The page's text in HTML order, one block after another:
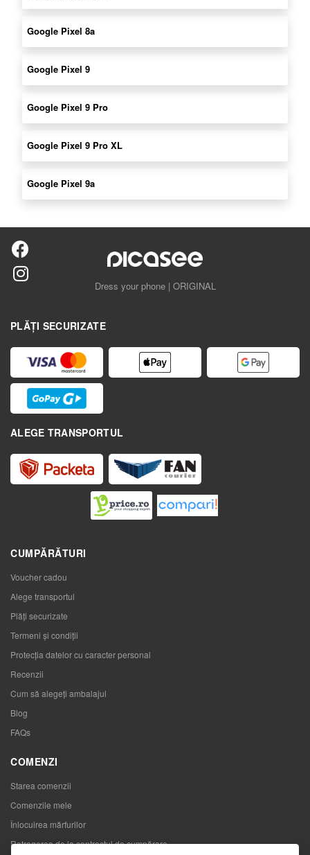
Google Pixel 8a
Google Pixel 9
Google Pixel 9 Pro
Google Pixel 9 Pro XL
Google Pixel 9a
Dress your phone | ORIGINAL
PLĂȚI SECURIZATE
ALEGE TRANSPORTUL
CUMPĂRĂTURI
Voucher cadou
Alege transportul
Plăți securizate
Termeni și condiții
Protecția datelor cu caracter personal
Recenzii
Cum să alegeţi ambalajul
Blog
FAQs
COMENZI
Starea comenzii
Comenzile mele
Înlocuirea mărfurilor
Retragerea de la contractul de cumpărare